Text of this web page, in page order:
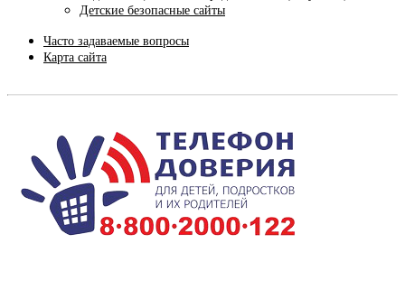
Детские безопасные сайты
Часто задаваемые вопросы
Карта сайта